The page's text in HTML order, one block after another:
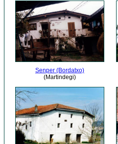
Senper (Bordatxo)
(Martindegi)